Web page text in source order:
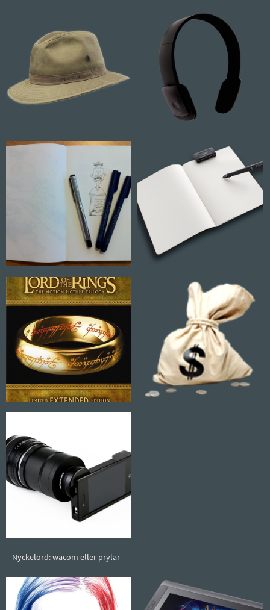
Nyckelord: wacom eller prylar